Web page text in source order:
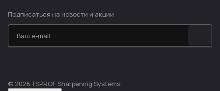
Подписаться на новости и акции
© 2026 TSPROF Sharpening Systems